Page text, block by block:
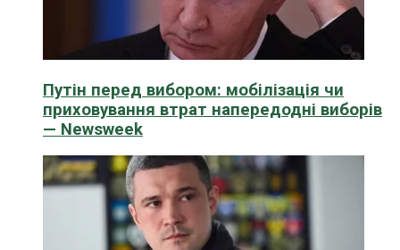
Путін перед вибором: мобілізація чи
приховування втрат напередодні виборів
— Newsweek